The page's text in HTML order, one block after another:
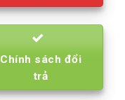
Chính sách đổi
trả